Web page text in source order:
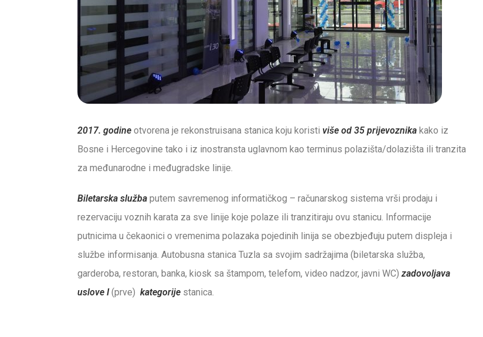
2017. godine otvorena je rekonstruisana stanica koju koristi više od 35 prijevoznika kako iz
Bosne i Hercegovine tako i iz inostransta uglavnom kao terminus polazišta/dolazišta ili tranzita
za međunarodne i međugradske linije.
Biletarska služba putem savremenog informatičkog – računarskog sistema vrši prodaju i
rezervaciju voznih karata za sve linije koje polaze ili tranzitiraju ovu stanicu. Informacije
putnicima u čekaonici o vremenima polazaka pojedinih linija se obezbjeđuju putem displeja i
službe informisanja. Autobusna stanica Tuzla sa svojim sadržajima (biletarska služba,
garderoba, restoran, banka, kiosk sa štampom, telefom, video nadzor, javni WC) zadovoljava
uslove I(prve) kategorije stanica.